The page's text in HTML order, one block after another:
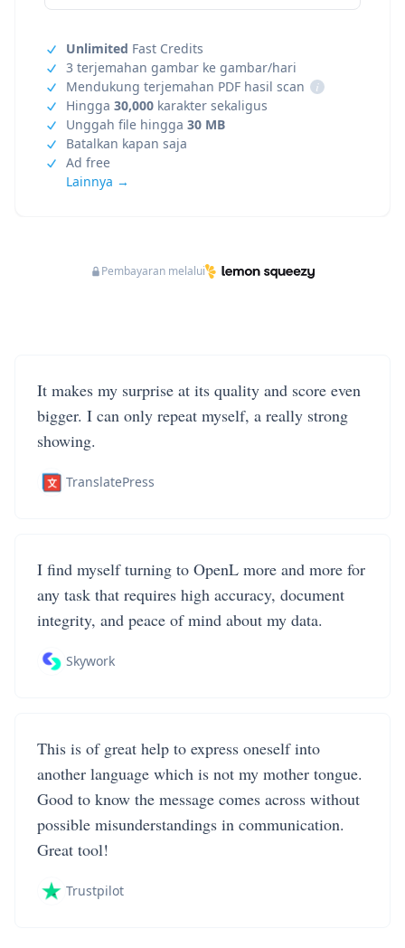
Unlimited Fast Credits
3 terjemahan gambar ke gambar/hari
Mendukung terjemahan PDF hasil scan
i
Hingga 30,000 karakter sekaligus
Unggah file hingga 30 MB
Batalkan kapan saja
Ad free
Lainnya →
Pembayaran melalui
It makes my surprise at its quality and score even
bigger. I can only repeat myself, a really strong
showing.
TranslatePress
I find myself turning to OpenL more and more for
any task that requires high accuracy, document
integrity, and peace of mind about my data.
Skywork
This is of great help to express oneself into
another language which is not my mother tongue.
Good to know the message comes across without
possible misunderstandings in communication.
Great tool!
Trustpilot